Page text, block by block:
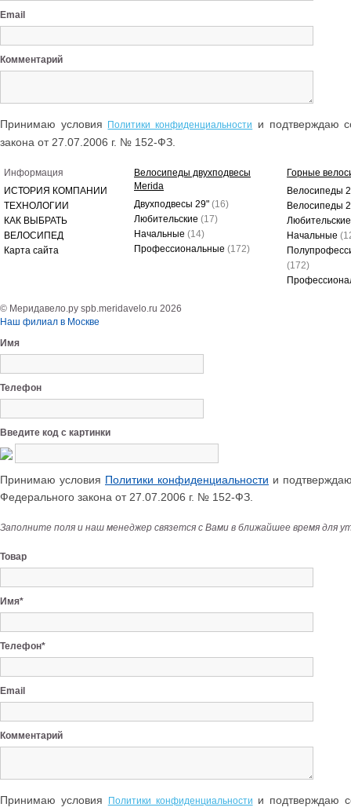
Email
Комментарий
Принимаю условия Политики конфиденциальности
и подтверждаю
закона от 27.07.2006 г. № 152-ФЗ.
Информация
ИСТОРИЯ КОМПАНИИ
ТЕХНОЛОГИИ
КАК ВЫБРАТЬ
ВЕЛОСИПЕД
Карта сайта
Велосипеды двухподвесы
Merida
Двухподвесы 29" (16)
Любительские (17)
Начальные (14)
Профессиональные (172)
Горные
Велосипеды
Велосипеды
Начальные
(172)
© Меридавело.ру spb.meridavelo.ru 2026
Наш филиал в Москве
Имя
Телефон
Введите код с картинки
Принимаю условия Политики конфиденциальности и
Федерального закона от 27.07.2006 г. № 152-ФЗ.
Заполните поля и наш менеджер связется с Вами в ближайшее время для
Товар
Имя*
Телефон*
Email
Комментарий
Принимаю условия Политики конфиденциальности и подтверждаю